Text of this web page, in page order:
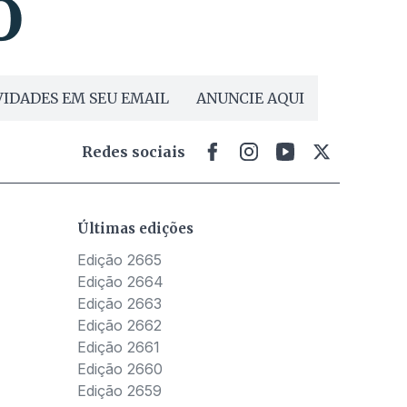
EM SEU EMAIL ANUNCIE AQUI
Redes sociais
Últimas edições
Edição 2665
Edição 2664
Edição 2663
Edição 2662
Edição 2661
Edição 2660
Edição 2659